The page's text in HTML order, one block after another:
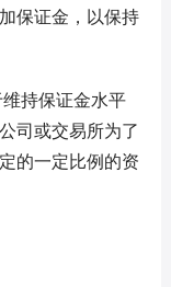
保证金，以保持
持保证金水平
司或交易所为了
的一定比例的资